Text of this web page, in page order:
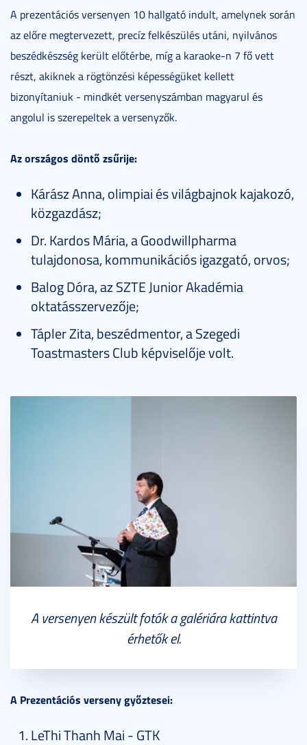
A prezentációs versenyen 10 hallgató indult, amelynek során
az előre megtervezett, precíz felkészülés utáni, nyilvános
beszédkészség került előtérbe, míg a karaoke-n 7 fő vett
részt, akiknek a rögtönzési képességüket kellett
bizonyítaniuk - mindkét versenyszámban magyarul és
angolul is szerepeltek a versenyzők.
Az országos döntő zsűrije:
Kárász Anna, olimpiai és világbajnok kajakozó,
közgazdász;
Dr. Kardos Mária, a Goodwillpharma
tulajdonosa, kommunikációs igazgató, orvos;
Balog Dóra, az SZTE Junior Akadémia
oktatásszervezője;
Tápler Zita, beszédmentor, a Szegedi
Toastmasters Club képviselője volt.
A versenyen készült fotók a galériára kattintva
érhetők el.
A Prezentációs verseny győztesei:
LeThi Thanh Mai - GTK